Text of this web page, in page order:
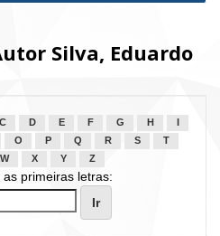
Silva, Eduardo
C D E F G H
O P Q R S
T
W X Y Z
primeiras letras: